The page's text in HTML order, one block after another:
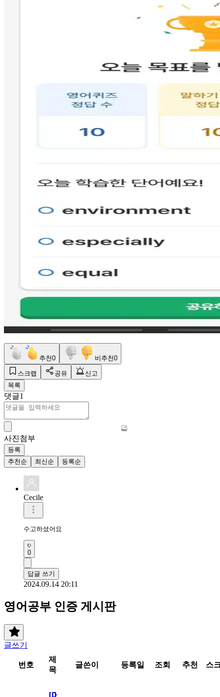
추천0 비추천0
스크랩 공유
신고
목록
댓글1
사진첨부
등록
추천순
최신순 등록순
Cecile
수고하셨어요
0
답글 쓰기
2024.09.14 20:11
영어공부 인증 게시판
글쓰기
번호
제
목
글쓴이 등록일 조회 추천 스